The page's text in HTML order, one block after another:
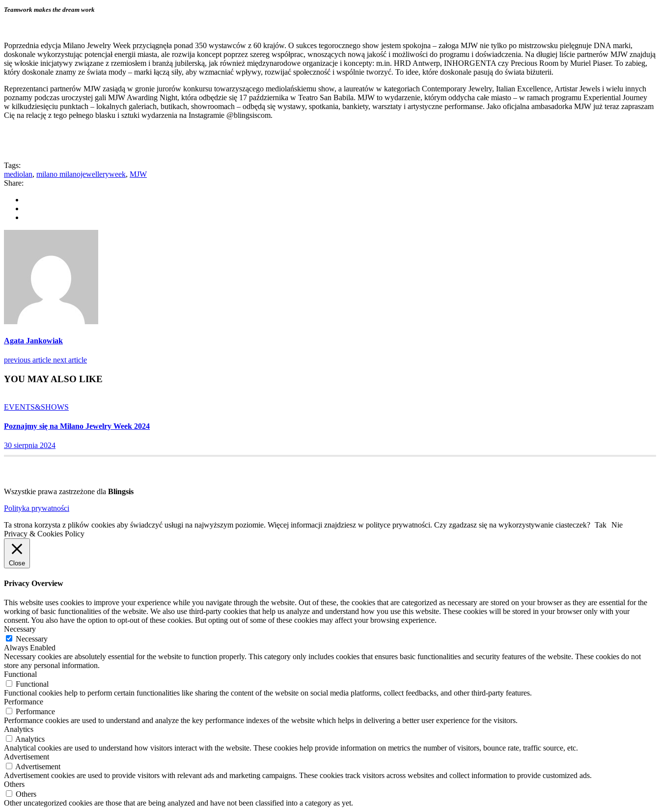
Teamwork makes the dream work
Poprzednia edycja Milano Jewelry Week przyciągnęła ponad 350 wystawców z 60 krajów. O sukces tegorocznego show jestem spokojna – załoga MJW nie tylko po mistrzowsku pielęgnuje DNA marki,
doskonale wykorzystując potencjał energii miasta, ale rozwija koncept poprzez szereg współprac, wnoszących nową jakość i możliwości do programu i doświadczenia. Na długiej liście partnerów MJW znajdują
się włoskie inicjatywy związane z rzemiosłem i branżą jubilerską, jak również międzynarodowe organizacje i koncepty: m.in. HRD Antwerp, INHORGENTA czy Precious Room by Muriel Piaser. To zabieg,
który doskonale znamy ze świata mody – marki łączą siły, aby wzmacniać wpływy, rozwijać społeczność i wspólnie tworzyć. To idee, które doskonale pasują do świata biżuterii.
Reprezentanci partnerów MJW zasiądą w gronie jurorów konkursu towarzyszącego mediolańskiemu show, a laureatów w kategoriach Contemporary Jewelry, Italian Excellence, Artistar Jewels i wielu innych
poznamy podczas uroczystej gali MJW Awarding Night, która odbędzie się 17 października w Teatro San Babila. MJW to wydarzenie, którym oddycha całe miasto – w ramach programu Experiential Journey
w kilkudziesięciu punktach – lokalnych galeriach, butikach, showroomach – odbędą się wystawy, spotkania, bankiety, warsztaty i artystyczne performanse. Jako oficjalna ambasadorka MJW już teraz zapraszam
Cię na relację z tego pełnego blasku i sztuki wydarzenia na Instagramie @blingsiscom.
Tags:
mediolan, milano milanojewelleryweek, MJW
Share:
Agata Jankowiak
previous article next article
YOU MAY ALSO LIKE
EVENTS&SHOWS
Poznajmy się na Milano Jewelry Week 2024
30 sierpnia 2024
Wszystkie prawa zastrzeżone dla Blingsis
Polityka prywatności
Ta strona korzysta z plików cookies aby świadczyć usługi na najwyższym poziomie. Więcej informacji znajdziesz w polityce prywatności. Czy zgadzasz się na wykorzystywanie ciasteczek? Tak Nie
Privacy & Cookies Policy
Close
Privacy Overview
This website uses cookies to improve your experience while you navigate through the website. Out of these, the cookies that are categorized as necessary are stored on your browser as they are essential for the
working of basic functionalities of the website. We also use third-party cookies that help us analyze and understand how you use this website. These cookies will be stored in your browser only with your
consent. You also have the option to opt-out of these cookies. But opting out of some of these cookies may affect your browsing experience.
Necessary
Necessary
Always Enabled
Necessary cookies are absolutely essential for the website to function properly. This category only includes cookies that ensures basic functionalities and security features of the website. These cookies do not
store any personal information.
Functional
Functional
Functional cookies help to perform certain functionalities like sharing the content of the website on social media platforms, collect feedbacks, and other third-party features.
Performance
Performance
Performance cookies are used to understand and analyze the key performance indexes of the website which helps in delivering a better user experience for the visitors.
Analytics
Analytics
Analytical cookies are used to understand how visitors interact with the website. These cookies help provide information on metrics the number of visitors, bounce rate, traffic source, etc.
Advertisement
Advertisement
Advertisement cookies are used to provide visitors with relevant ads and marketing campaigns. These cookies track visitors across websites and collect information to provide customized ads.
Others
Others
Other uncategorized cookies are those that are being analyzed and have not been classified into a category as yet.